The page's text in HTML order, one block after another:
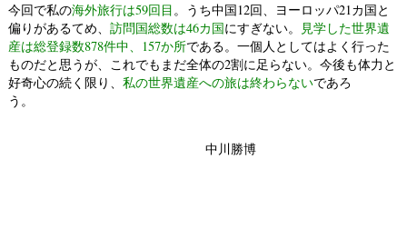
今回で私の海外旅行は59回目。うち中国12回、ヨーロッパ21カ国と
偏りがあるてめ、 訪問国総数は46カ国にすぎない。
見学した世界遺
産は総登録数878件中、157か所である。一個人としてはよく行った
ものだと思うが、これでもまだ全体の2割に足らない。今後も体力と
好奇心の続く限り、 私の世界遺産への旅は終わらないであろ
う。
中川勝博